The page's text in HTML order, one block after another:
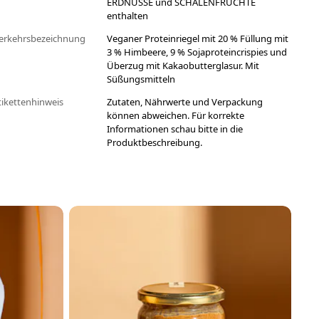
enthalten
Veganer Proteinriegel mit 20 % Füllung mit
3 % Himbeere, 9 % Sojaproteincrispies und
Überzug mit Kakaobutterglasur. Mit
Süßungsmitteln
Zutaten, Nährwerte und Verpackung
können abweichen. Für korrekte
Informationen schau bitte in die
Produktbeschreibung.